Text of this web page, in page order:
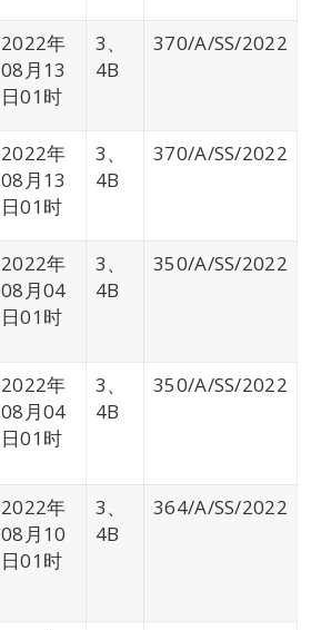
2022年
08月13
日01时
3、
4B
370/A/SS/2022
2022年
08月13
日01时
3、
4B
370/A/SS/2022
2022年
08月04
日01时
3、
4B
350/A/SS/2022
2022年
08月04
日01时
3、
4B
350/A/SS/2022
2022年
08月10
日01时
3、
4B
364/A/SS/2022